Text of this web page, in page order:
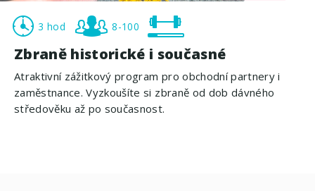
3 hod 8-100
Zbraně historické i současné
Atraktivní zážitkový program pro obchodní partnery i
zaměstnance. Vyzkoušíte si zbraně od dob dávného
středověku až po současnost.